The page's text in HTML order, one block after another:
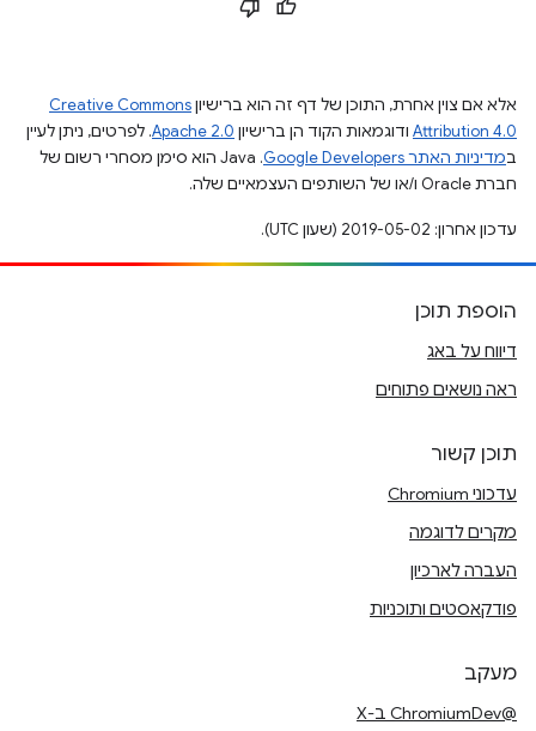
אלא אם צוין אחרת, התוכן של דף זה הוא ברישיוןCreative Commons
Attribution 4.0 ודוגמאות הקוד הן ברישיון Apache 2.0. לפרטים, ניתן לעיין
במדיניות האתר Google Developers‏
.‏ Java הוא סימן מסחרי רשום של
חברת Oracle ו/או של השותפים העצמאיים שלה.
עדכון אחרון: 2019-05-02 (שעון UTC).
הוספת תוכן
דיווח על באג
ראה נושאים פתוחים
תוכן קשור
עדכוני Chromium
מקרים לדוגמה
העברה לארכיון
פודקאסטים ותוכניות
מעקב
@ChromiumDev ב-X